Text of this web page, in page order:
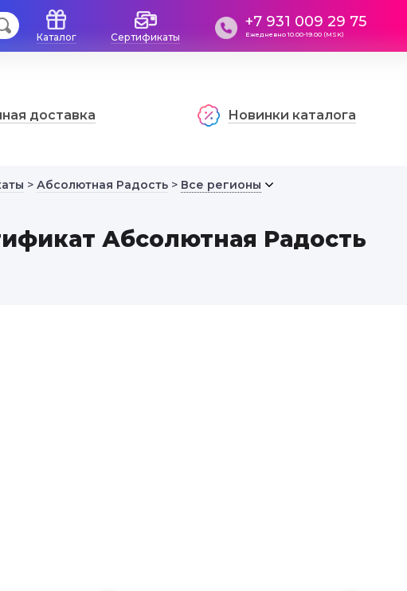
Каталог Сертификаты
+7 931 009 29 75
Ежедневно 10.00-19.00 (MSK)
доставка Новинки каталога
> Абсолютная Радость > Все регионы
Абсолютная Радость